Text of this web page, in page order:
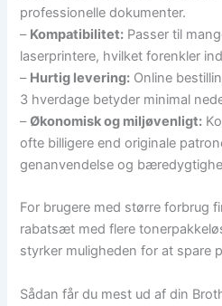
professionelle dokumenter.
– Kompatibilitet: Passer til
laserprintere, hvilket forenkler
– Hurtig levering: Online
3 hverdage betyder minimal
–Økonomisk og miljøvenligt:
ofte billigere end originale
genanvendelse og
For brugere med større forbrug
rabatsæt med flere
styrker muligheden for at spare
Sådan får du mest ud af din